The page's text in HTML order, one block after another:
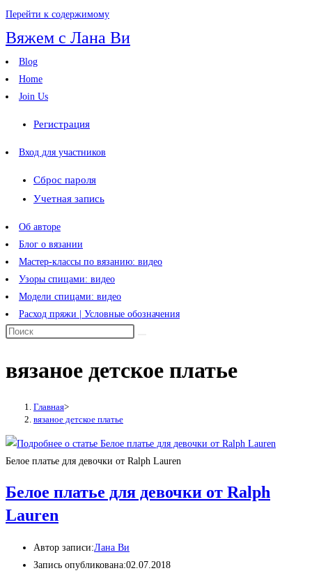
Перейти к содержимому
Вяжем с Лана Ви
Blog
Home
Join Us
Регистрация
Вход для участников
Сброс пароля
Учетная запись
Об авторе
Блог о вязании
Мастер-классы по вязанию: видео
Узоры спицами: видео
Модели спицами: видео
Расход пряжи | Условные обозначения
вязаное детское платье
Главная>
вязаное детское платье
Белое платье для девочки от Ralph Lauren
Белое платье для девочки от Ralph
Lauren
Автор записи:Лана Ви
Запись опубликована:02.07.2018